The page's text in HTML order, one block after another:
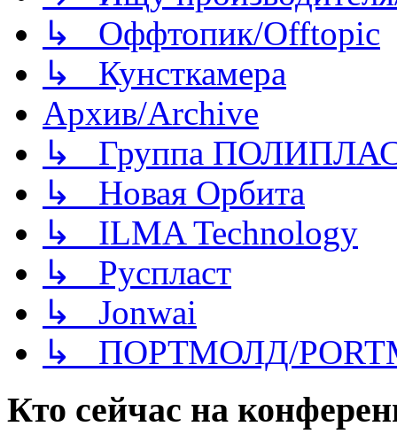
↳ Оффтопик/Offtopic
↳ Кунсткамера
Архив/Archive
↳ Группа
↳ Новая Орбита
↳ ILMA Technology
↳ Руспласт
↳ Jonwai
↳ ПОРТМОЛД/
Кто сейчас на